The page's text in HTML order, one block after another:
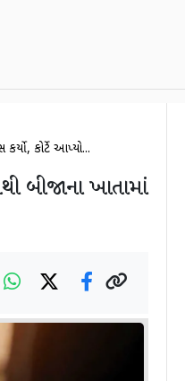
કોર્ટે આપ્યો...
બીજાના ખાતામાં